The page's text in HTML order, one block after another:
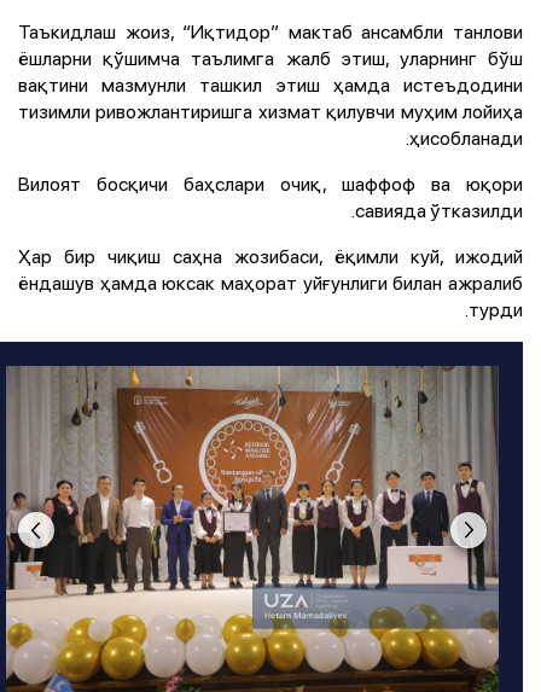
Таъкидлаш жоиз, “Иқтидор” мактаб ансамбли танлови
ёшларни қўшимча таълимга жалб этиш, уларнинг бўш
вақтини мазмунли ташкил этиш ҳамда истеъдодини
тизимли ривожлантиришга хизмат қилувчи муҳим лойиҳа
ҳисобланади.
Вилоят босқичи баҳслари очиқ, шаффоф ва юқори
савияда ўтказилди.
Ҳар бир чиқиш саҳна жозибаси, ёқимли куй, ижодий
ёндашув ҳамда юксак маҳорат уйғунлиги билан ажралиб
турди.